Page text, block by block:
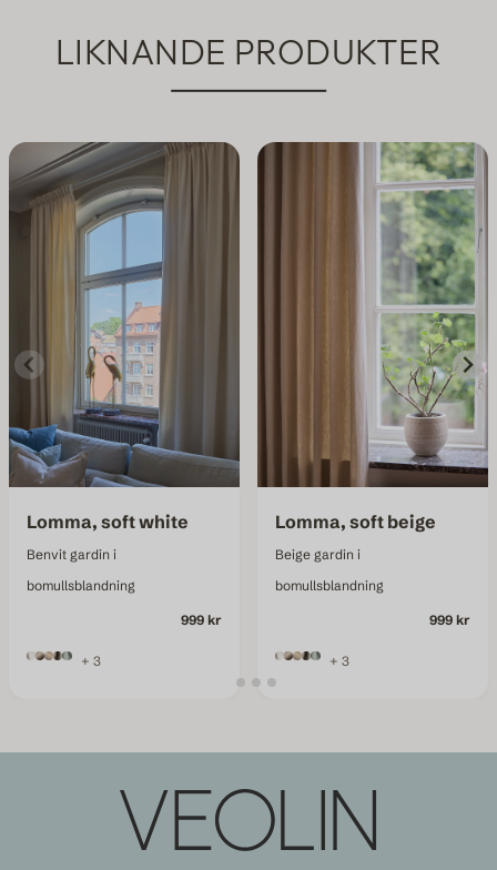
LIKNANDE PRODUKTER
Lomma, soft white
Benvit gardin i
bomullsblandning
999 kr
+ 3
Lomma, soft beige
Beige gardin i
bomullsblandning
999 kr
+ 3